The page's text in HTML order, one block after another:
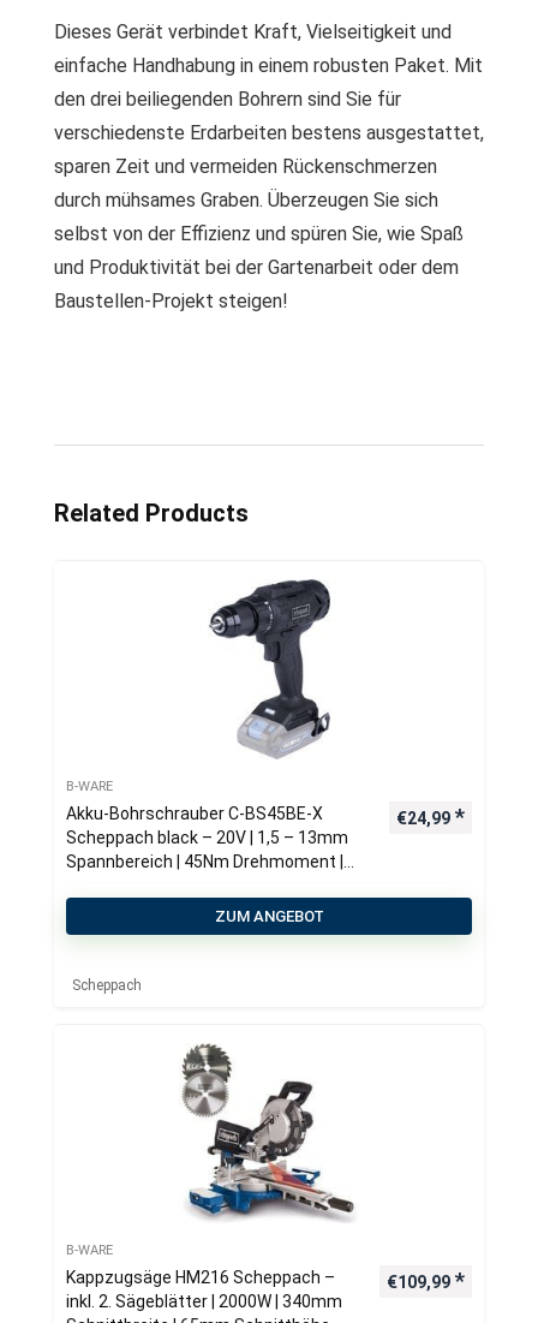
Dieses Gerät verbindet Kraft, Vielseitigkeit und
einfache Handhabung in einem robusten Paket. Mit
den drei beiliegenden Bohrern sind Sie für
verschiedenste Erdarbeiten bestens ausgestattet,
sparen Zeit und vermeiden Rückenschmerzen
durch mühsames Graben. Überzeugen Sie sich
selbst von der Effizienz und spüren Sie, wie Spaß
und Produktivität bei der Gartenarbeit oder dem
Baustellen-Projekt steigen!
Related Products
B-WARE
Akku-Bohrschrauber C-BS45BE-X
Scheppach black – 20V | 1,5 – 13mm
Spannbereich | 45Nm Drehmoment |
€24,99
ZUM ANGEBOT
Scheppach
B-WARE
Kappzugsäge HM216 Scheppach –
inkl. 2. Sägeblätter | 2000W | 340mm
€109,99